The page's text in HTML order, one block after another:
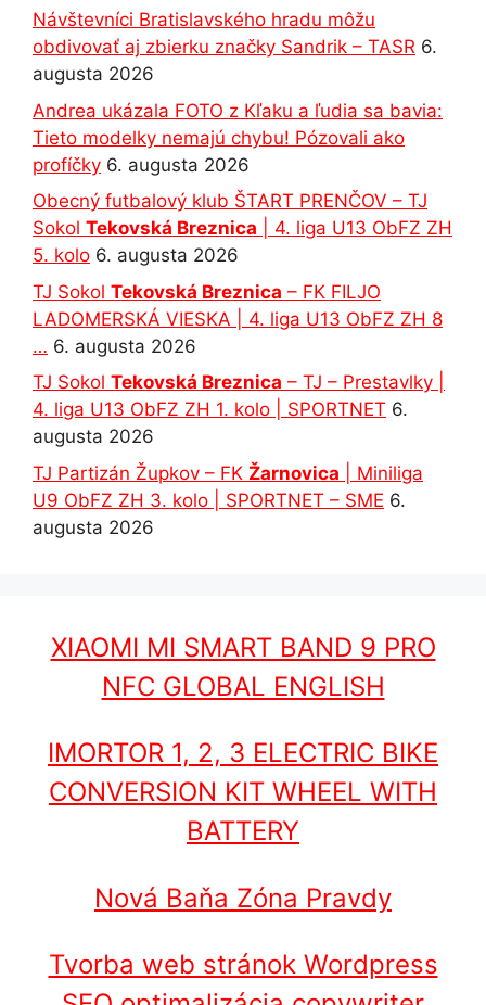
Návštevníci Bratislavského hradu môžu
obdivovať aj zbierku značky Sandrik – TASR 6.
augusta 2026
Andrea ukázala FOTO z Kľaku a ľudia sa bavia:
Tieto modelky nemajú chybu! Pózovali ako
profíčky 6. augusta 2026
Obecný futbalový klub ŠTART PRENČOV – TJ
Sokol Tekovská Breznica | 4. liga U13 ObFZ ZH
5. kolo 6. augusta 2026
TJ Sokol Tekovská Breznica – FK FILJO
LADOMERSKÁ VIESKA | 4. liga U13 ObFZ ZH 8
… 6. augusta 2026
TJ Sokol Tekovská Breznica – TJ – Prestavlky |
4. liga U13 ObFZ ZH 1. kolo | SPORTNET 6.
augusta 2026
TJ Partizán Župkov – FK Žarnovica | Miniliga
U9 ObFZ ZH 3. kolo | SPORTNET – SME 6.
augusta 2026
XIAOMI MI SMART BAND 9 PRO
NFC GLOBAL ENGLISH
IMORTOR 1, 2, 3 ELECTRIC BIKE
CONVERSION KIT WHEEL WITH
BATTERY
Nová Baňa Zóna Pravdy
Tvorba web stránok Wordpress